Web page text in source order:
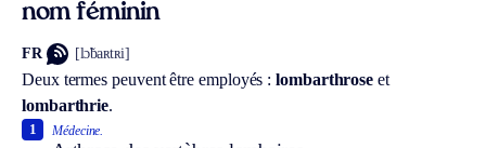
nom féminin
FR [lɔ̃baʀtʀi]
Deux termes peuvent être employés :lombarthroseet
lombarthrie.
Médecine.
1